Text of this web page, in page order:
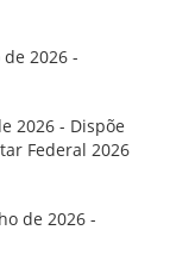
2026 -
2026 - Dispõe
Federal 2026
de 2026 -